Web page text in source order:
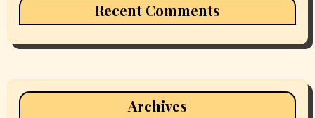
Recent Comments
Archives